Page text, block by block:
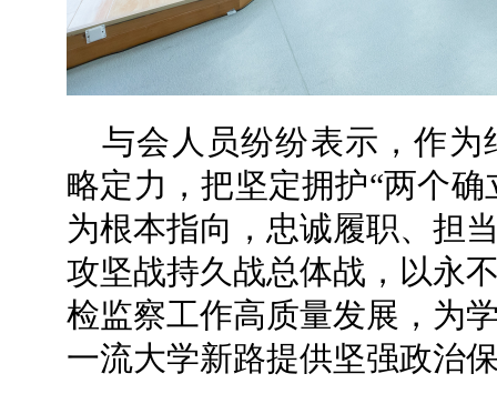
与会人员纷纷表示，作
略定力，把坚定拥护“两个
为根本指向，忠诚履职、担
攻坚战持久战总体战，以永
检监察工作高质量发展，为
一流大学新路提供坚强政治